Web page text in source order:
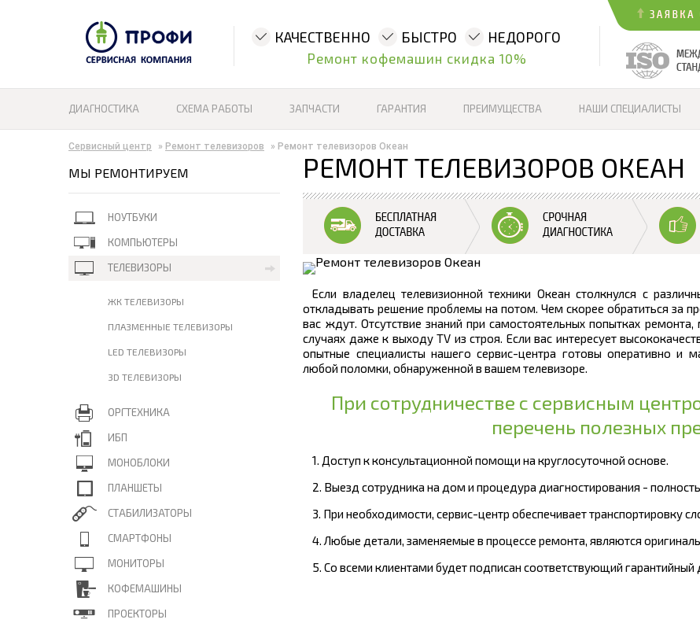
КАЧЕСТВЕННО БЫСТРО НЕДОРОГО
Ремонт кофемашин скидка 10%
ДИАГНОСТИКА СХЕМА РАБОТЫ ЗАПЧАСТИ ГАРАНТИЯ ПРЕИМУЩЕСТВА НАШИ СПЕЦИАЛИСТЫ
Сервисный центр » Ремонт телевизоров » Ремонт телевизоров Океан
МЫ РЕМОНТИРУЕМ
НОУТБУКИ
КОМПЬЮТЕРЫ
ТЕЛЕВИЗОРЫ
ЖК ТЕЛЕВИЗОРЫ
ПЛАЗМЕННЫЕ ТЕЛЕВИЗОРЫ
LED ТЕЛЕВИЗОРЫ
3D ТЕЛЕВИЗОРЫ
ОРГТЕХНИКА
ИБП
МОНОБЛОКИ
ПЛАНШЕТЫ
СТАБИЛИЗАТОРЫ
СМАРТФОНЫ
МОНИТОРЫ
КОФЕМАШИНЫ
ПРОЕКТОРЫ
РЕМОНТ ТЕЛЕВИЗОРОВ ОКЕАН
Если владелец телевизионной техники Океан столкнулся с
откладывать решение проблемы на потом. Чем скорее обратиться за
вас ждут. Отсутствие знаний при самостоятельных попытках
случаях даже к выходу TV из строя. Если вас интересует
опытные специалисты нашего сервис-центра готовы оперативно и
любой поломки, обнаруженной в вашем телевизоре.
При сотрудничестве с сервисным
перечень полезных
1. Доступ к консультационной помощи на круглосуточной основе.
2. Выезд сотрудника на дом и процедура диагностирования -
3. При необходимости, сервис-центр обеспечивает транспортировку
4. Любые детали, заменяемые в процессе ремонта, являются
5. Со всеми клиентами будет подписан соответствующий гарантийный